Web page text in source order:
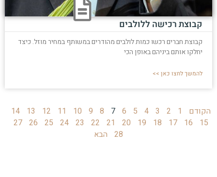
קבוצת רכישה ללולבים
קבוצת חברים רכשו כמות לולבים מהודרים במשותף במחיר מוזל. כיצד
יחלקו אותם ביניהם באופן הכי
להמשך לחצו כאן >>
הקודם 1
2
3
4
5
6
7
8
9
10
11
12
13
14
15
16
17
18
19
20
21
22
23
24
25
26
27
28
הבא